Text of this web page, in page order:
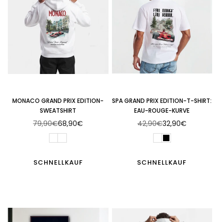
MONACO GRAND PRIX EDITION-
SWEATSHIRT
Normaler
Preis
79,90€68,90€
SCHNELLKAUF
SPA GRAND PRIX EDITION-T-SHIRT:
EAU-ROUGE-KURVE
Normaler
Preis
42,90€32,90€
SCHNELLKAUF